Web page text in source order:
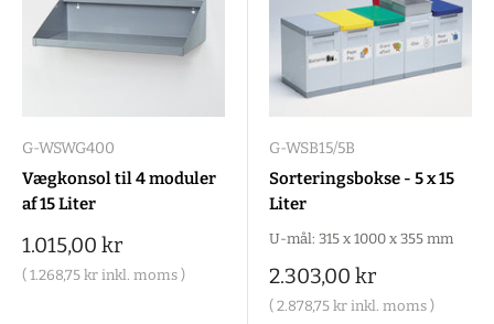
G-WSWG400
Vægkonsol til 4 moduler
af 15 Liter
Salgspris
1.015,00 kr
( 1.268,75 kr inkl. moms )
G-WSB15/5B
Sorteringsbokse - 5 x 15
Liter
U-mål: 315 x 1000 x 355 mm
Salgspris
2.303,00 kr
( 2.878,75 kr inkl. moms )